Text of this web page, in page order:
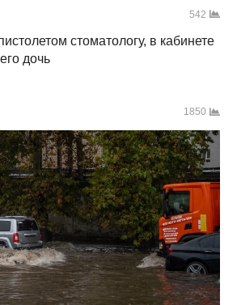
542
стоматологу, в кабинете
дочь
1850